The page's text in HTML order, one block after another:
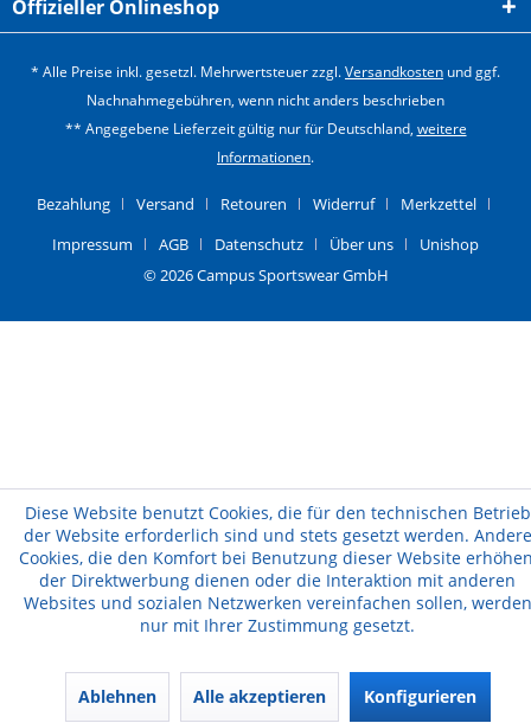
Offizieller Onlineshop
* Alle Preise inkl. gesetzl. Mehrwertsteuer zzgl.Versandkosten und ggf.
Nachnahmegebühren, wenn nicht anders beschrieben
** Angegebene Lieferzeit gültig nur für Deutschland, weitere
Informationen.
Bezahlung Versand Retouren Widerruf
Merkzettel
Impressum
AGB Datenschutz Über uns
Unishop
© 2026 Campus Sportswear GmbH
Diese Website benutzt Cookies, die für den technischen Betrieb
der Website erforderlich sind und stets gesetzt werden. Andere
Cookies, die den Komfort bei Benutzung dieser Website
der Direktwerbung dienen oder die Interaktion mit anderen
Websites und sozialen Netzwerken vereinfachen sollen, werden
nur mit Ihrer Zustimmung gesetzt.
Ablehnen Alle akzeptieren Konfigurieren